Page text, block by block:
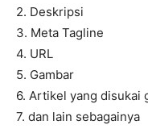
2. Deskripsi
3. Meta Tagline
4. URL
5. Gambar
6. Artikel yang disukai
7. dan lain sebagainya